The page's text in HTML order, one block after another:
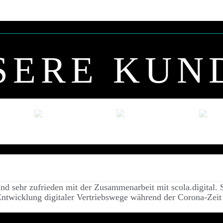
sehr zufrieden mit der Zusammenarbeit mit scola.digital.
digitaler Vertriebswege während der Corona-